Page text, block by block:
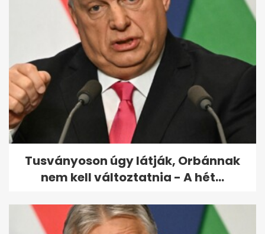
Keddi vihar: országszerte
nagy a kár
Tusványoson úgy látják, Orbánnak
nem kell változtatnia - A hét...